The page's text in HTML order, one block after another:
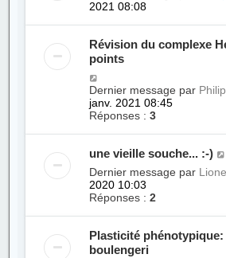
2021 08:08
Révision du complexe
points
Dernier message par
janv. 2021 08:45
Réponses :3
une vieille souche... :-)
Dernier message par
2020 10:03
Réponses :2
Plasticité
boulengeri